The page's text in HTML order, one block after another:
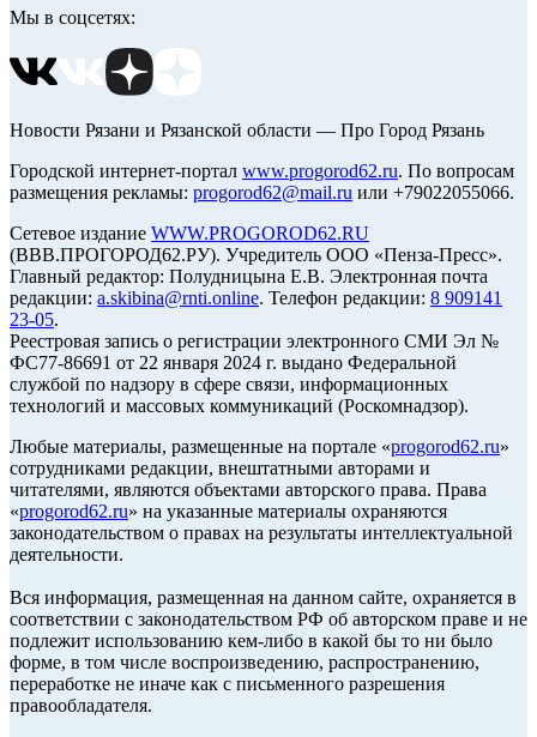
Мы в соцсетях:
Новости Рязани и Рязанской области — Про Город Рязань
Городской интернет-портал www.progorod62.ru. По вопросам
размещения рекламы: progorod62@mail.ru или +79022055066.
Сетевое издание WWW.PROGOROD62.RU
(ВВВ.ПРОГОРОД62.РУ). Учредитель ООО «Пенза-Пресс».
Главный редактор: Полудницына Е.В. Электронная почта
редакции: a.skibina@rnti.online. Телефон редакции: 8 909141
23-05.
Реестровая запись о регистрации электронного СМИ Эл №
ФС77-86691 от 22 января 2024 г. выдано Федеральной
службой по надзору в сфере связи, информационных
технологий и массовых коммуникаций (Роскомнадзор).
Любые материалы, размещенные на портале «progorod62.ru»
сотрудниками редакции, внештатными авторами и
читателями, являются объектами авторского права. Права
«progorod62.ru» на указанные материалы охраняются
законодательством о правах на результаты интеллектуальной
деятельности.
Вся информация, размещенная на данном сайте, охраняется в
соответствии с законодательством РФ об авторском праве и не
подлежит использованию кем-либо в какой бы то ни было
форме, в том числе воспроизведению, распространению,
переработке не иначе как с письменного разрешения
правообладателя.